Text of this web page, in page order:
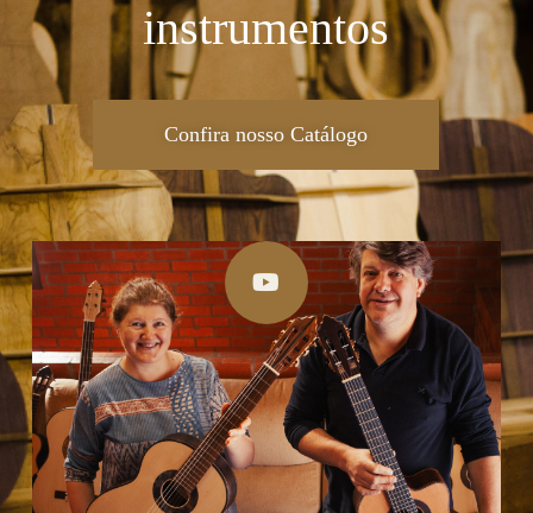
instrumentos
Confira nosso Catálogo